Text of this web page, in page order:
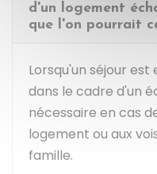
d'un logement
que l'on pourrait
Lorsqu'un séjour
dans le cadre d'un
nécessaire en cas
logement ou aux
famille.